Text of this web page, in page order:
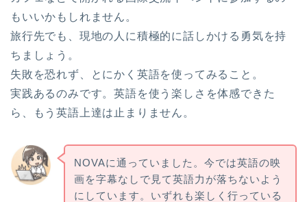
もいいかもしれません。
旅行先でも、現地の人に積極的に話しかける勇気を持
ちましょう。
失敗を恐れず、とにかく英語を使ってみること。
実践あるのみです。英語を使う楽しさを体感できた
ら、もう英語上達は止まりません。
NOVAに通っていました。今では英語の映
画を字幕なしで見て英語力が落ちないよう
にしています。いずれも楽しく行っている